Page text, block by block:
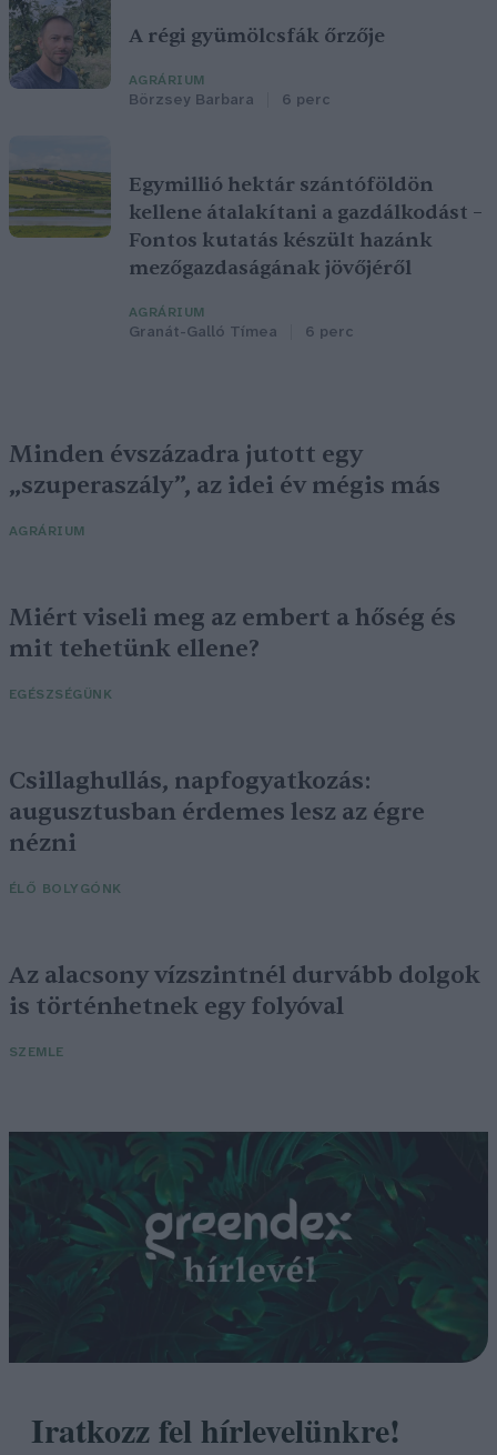
A régi gyümölcsfák őrzője
AGRÁRIUM
Börzsey Barbara 6 perc
Egymillió hektár szántóföldön
kellene átalakítani a gazdálkodást –
Fontos kutatás készült hazánk
mezőgazdaságának jövőjéről
AGRÁRIUM
Granát-Galló Tímea 6 perc
Minden évszázadra jutott egy
„szuperaszály”, az idei év mégis más
AGRÁRIUM
Miért viseli meg az embert a hőség és
mit tehetünk ellene?
EGÉSZSÉGÜNK
Csillaghullás, napfogyatkozás:
augusztusban érdemes lesz az égre
nézni
ÉLŐ BOLYGÓNK
Az alacsony vízszintnél durvább dolgok
is történhetnek egy folyóval
SZEMLE
Iratkozz fel hírlevelünkre!